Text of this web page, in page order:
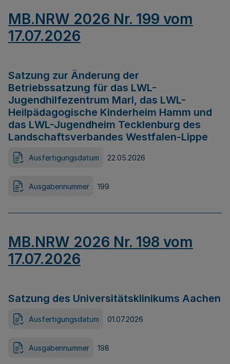
MB.NRW 2026 Nr. 199 vom
17.07.2026
Satzung zur Änderung der
Betriebssatzung für das LWL-
Jugendhilfezentrum Marl, das LWL-
Heilpädagogische Kinderheim Hamm und
das LWL-Jugendheim Tecklenburg des
Landschaftsverbandes Westfalen-Lippe
Ausfertigungsdatum 22.05.2026
Ausgabennummer 199
MB.NRW 2026 Nr. 198 vom
17.07.2026
Satzung des Universitätsklinikums Aachen
Ausfertigungsdatum 01.07.2026
Ausgabennummer 198